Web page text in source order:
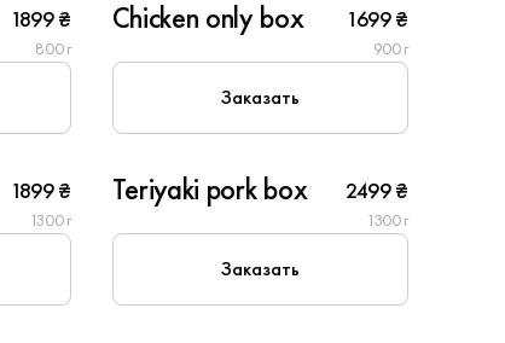
1899 ₴
800 г
Chicken only box 1699 ₴
900 г
Заказать
1899 ₴
1300 г
6
Teriyaki pork box 2499 ₴
1300 г
Заказать
6